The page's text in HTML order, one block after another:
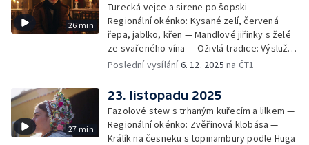
26 min
Turecká vejce a sirene po šopski —
Regionální okénko: Kysané zelí, červená
řepa, jablko, křen — Mandlové jiřinky s želé
ze svařeného vína — Oživlá tradice: Výslužná
vánoční koleda - Sboreček žen z Lipova
Poslední vysílání6. 12. 2025 na ČT1
27 min
23. listopadu 2025
Fazolové stew s trhaným kuřecím a lilkem —
Regionální okénko: Zvěřinová klobása —
Králík na česneku s topinambury podle Huga